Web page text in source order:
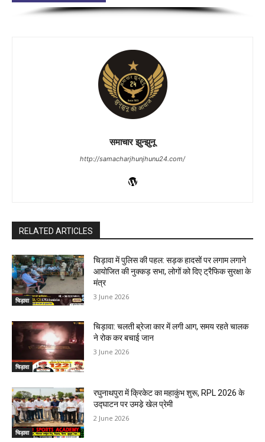
समाचार झुन्झुनू
http://samacharjhunjhunu24.com/
RELATED ARTICLES
चिड़ावा
चिड़ावा में पुलिस की पहल: सड़क हादसों पर लगाम लगाने
आयोजित की नुक्कड़ सभा, लोगों को दिए ट्रैफिक सुरक्षा के
मंत्र
3 June 2026
चिड़ावा
चिड़ावा: चलती ब्रेजा कार में लगी आग, समय रहते चालक
ने रोक कर बचाई जान
3 June 2026
चिड़ावा
रघुनाथपुरा में क्रिकेट का महाकुंभ शुरू, RPL 2026 के
उद्घाटन पर उमडे़ खेल प्रेमी
2 June 2026